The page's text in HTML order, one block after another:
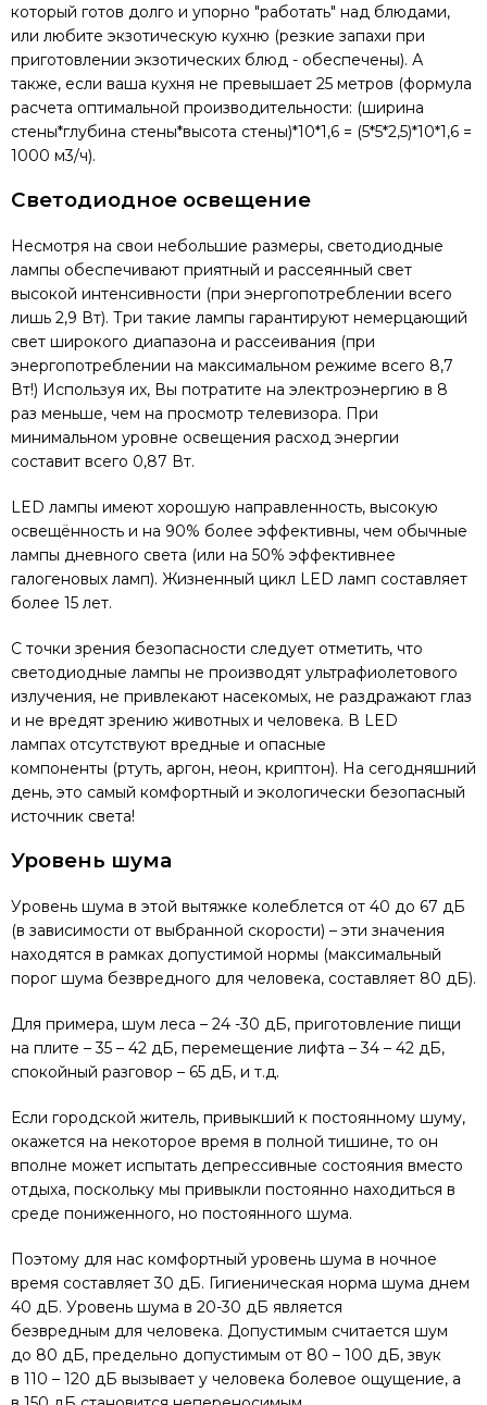
который готов долго и упорно "работать" над блюдами,
или любите экзотическую кухню (резкие запахи при
приготовлении экзотических блюд - обеспечены). А
также, если ваша кухня не превышает 25 метров (формула
расчета оптимальной производительности: (ширина
стены*глубина стены*высота стены)*10*1,6 = (5*5*2,5)*10*1,6 =
1000 м3/ч).
Светодиодное освещение
Несмотря на свои небольшие размеры, светодиодные
лампы обеспечивают приятный и рассеянный свет
высокой интенсивности (при энергопотреблении всего
лишь 2,9 Вт). Три такие лампы гарантируют немерцающий
свет широкого диапазона и рассеивания (при
энергопотреблении на максимальном режиме всего 8,7
Вт!) Используя их, Вы потратите на электроэнергию в 8
раз меньше, чем на просмотр телевизора. При
минимальном уровне освещения расход энергии
составит всего 0,87 Вт.
LED лампы имеют хорошую направленность, высокую
освещённость и на 90% более эффективны, чем обычные
лампы дневного света (или на 50% эффективнее
галогеновых ламп). Жизненный цикл LED ламп составляет
более 15 лет.
С точки зрения безопасности следует отметить, что
светодиодные лампы не производят ультрафиолетового
излучения, не привлекают насекомых, не раздражают глаз
и не вредят зрению животных и человека. В LED
лампах отсутствуют вредные и опасные
компоненты (ртуть, аргон, неон, криптон). На сегодняшний
день, это самый комфортный и экологически безопасный
источник света!
Уровень шума
Уровень шума в этой вытяжке колеблется от 40 до 67 дБ
(в зависимости от выбранной скорости) – эти значения
находятся в рамках допустимой нормы (максимальный
порог шума безвредного для человека, составляет 80 дБ).
Для примера, шум леса – 24 -30 дБ, приготовление пищи
на плите – 35 – 42 дБ, перемещение лифта – 34 – 42 дБ,
спокойный разговор – 65 дБ, и т.д.
Если городской житель, привыкший к постоянному шуму,
окажется на некоторое время в полной тишине, то он
вполне может испытать депрессивные состояния вместо
отдыха, поскольку мы привыкли постоянно находиться в
среде пониженного, но постоянного шума.
Поэтому для нас комфортный уровень шума в ночное
время составляет 30 дБ. Гигиеническая норма шума днем
40 дБ. Уровень шума в 20-30 дБ является
безвредным для человека. Допустимым считается шум
до 80 дБ, предельно допустимым от 80 – 100 дБ, звук
в 110 – 120 дБ вызывает у человека болевое ощущение, а